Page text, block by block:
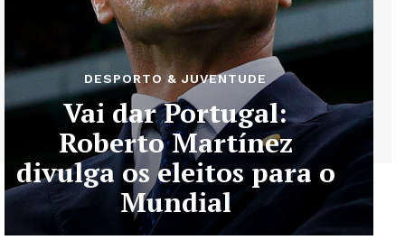
DESPORTO & JUVENTUDE
Vai dar Portugal:
Roberto Martínez
divulga os eleitos para o
Mundial